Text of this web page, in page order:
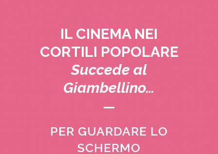
IL CINEMA NEI
CORTILI POPOLARE
Succede al
Giambellino…
PER GUARDARE LO
SCHERMO